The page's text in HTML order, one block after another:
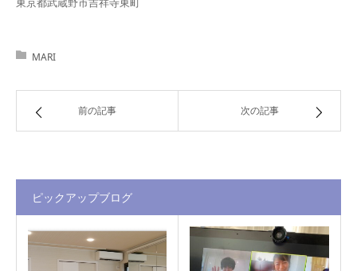
MARI
前の記事 次の記事
ピックアップブログ